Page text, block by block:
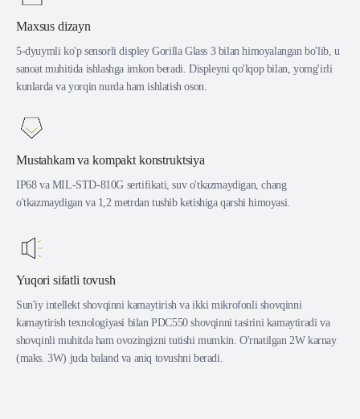
Maxsus dizayn
5-dyuymli ko'p sensorli displey Gorilla Glass 3 bilan himoyalangan bo'lib, u
sanoat muhitida ishlashga imkon beradi. Displeyni qo'lqop bilan, yomg'irli
kunlarda va yorqin nurda ham ishlatish oson.
Mustahkam va kompakt konstruktsiya
IP68 va MIL-STD-810G sertifikati, suv o'tkazmaydigan, chang
o'tkazmaydigan va 1,2 metrdan tushib ketishiga qarshi himoyasi.
Yuqori sifatli tovush
Sun'iy intellekt shovqinni kamaytirish va ikki mikrofonli shovqinni
kamaytirish texnologiyasi bilan PDC550 shovqinni tasirini kamaytiradi va
shovqinli muhitda ham ovozingizni tutishi mumkin. O'rnatilgan 2W karnay
(maks. 3W) juda baland va aniq tovushni beradi.